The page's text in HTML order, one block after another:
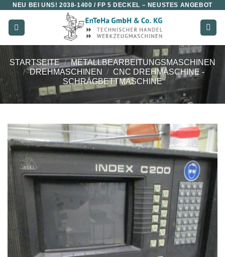
Zum
Inhalt
springen
NEU BEI UNS!2038-1400 / FP 5 DECKEL – NEUSTES ANGEBOT
STARTSEITE / METALLBEARBEITUNGSMASCHINEN
/ DREHMASCHINEN / CNC DREHMASCHINE -
SCHRÄGBETTMASCHINE